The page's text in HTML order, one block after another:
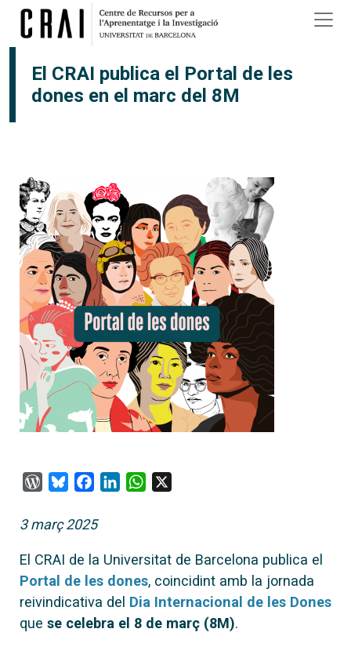
Vés al contingut
El CRAI publica el Portal de les
dones en el marc del 8M
WordPress
BlueskyFacebook
LinkedInWhatsApp
3 març 2025
El CRAI de la Universitat de Barcelona publica el
Portal de les dones, coincidint amb la jornada
reivindicativa del Dia Internacional de les Dones
que se celebra el 8 de març (8M).